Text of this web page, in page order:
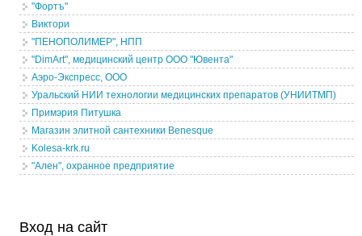
"Фортъ"
Виктори
"ПЕНОПОЛИМЕР", НПП
"DimArt", медицинский центр ООО "Ювента"
Аэро-Экспресс, ООО
Уральский НИИ технологии медицинских препаратов (УНИИТМП)
Примэрия Питушка
Магазин элитной сантехники Benesque
Kolesa-krk.ru
"Ален", охранное предприятие
Вход на сайт